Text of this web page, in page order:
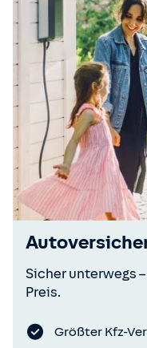
Sicher unterwegs
Preis.
Größter Kfz-